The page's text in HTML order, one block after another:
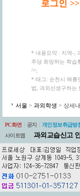
로그인 >>
* 내용요약 : 지역-,
주당 희망하는 학습
^^;
* 태그: 순천시 해룡
법, 과외선생구하는
서울 > 과외학생 > 상세
PC화면 공지 개인정보취급방
사이트맵
과외교습신고